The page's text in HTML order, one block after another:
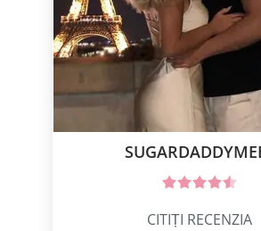
CITIȚI RECENZIA